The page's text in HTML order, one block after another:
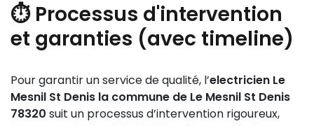
⏱️ Processus d'intervention
et garanties (avec timeline)
Pour garantir un service de qualité, l’electricien Le
Mesnil St Denis la commune de Le Mesnil St Denis
78320 suit un processus d’intervention rigoureux,